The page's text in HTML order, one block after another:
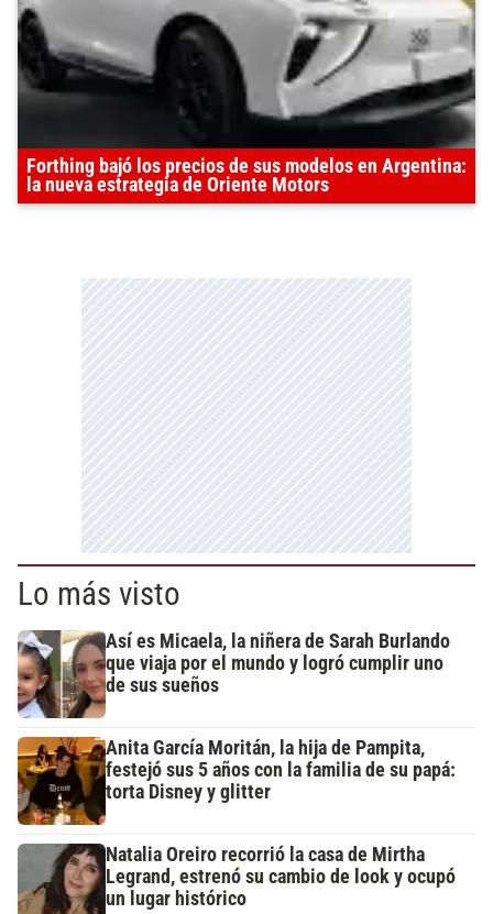
Forthing bajó los precios de sus modelos en Argentina:
la nueva estrategia de Oriente Motors
Lo más visto
Así es Micaela, la niñera de Sarah Burlando
que viaja por el mundo y logró cumplir uno
de sus sueños
Anita García Moritán, la hija de Pampita,
festejó sus 5 años con la familia de su papá:
torta Disney y glitter
Natalia Oreiro recorrió la casa de Mirtha
Legrand, estrenó su cambio de look y ocupó
un lugar histórico